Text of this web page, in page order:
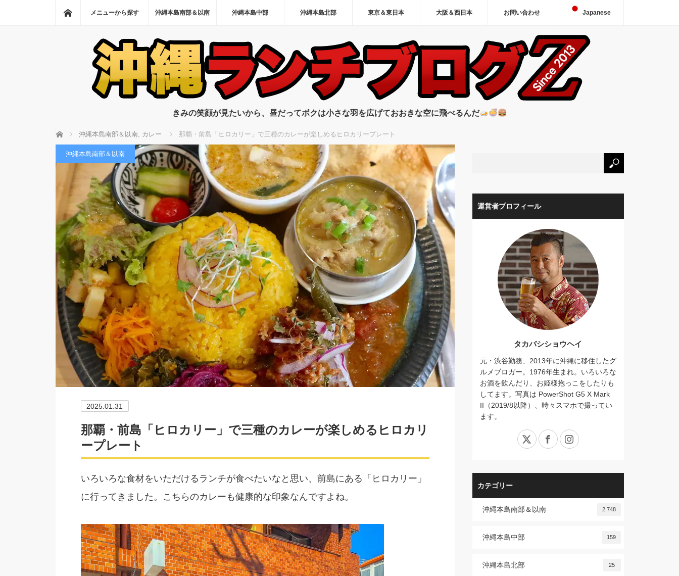
ホーム
メニューから探す 沖縄本島南部＆以南 沖縄本島中部 沖縄本島北部 東京＆東日本 大阪＆西日本 お問い合わせ Japanese
きみの笑顔が見たいから、昼だってボクは小さな羽を広げておおきな空に飛べるんだ
ホーム 沖縄本島南部＆以南, カレー 那覇・前島「ヒロカリー」で三種のカレーが楽しめるヒロカリープレート
沖縄本島南部＆以南
2025.01.31
那覇・前島「ヒロカリー」で三種のカレーが楽しめるヒロカリ
ープレート
いろいろな食材をいただけるランチが食べたいなと思い、前島にある「ヒロカリー」
に行ってきました。こちらのカレーも健康的な印象なんですよね。
運営者プロフィール
タカバシショウヘイ
元・渋谷勤務、2013年に沖縄に移住したグ
ルメブロガー。1976年生まれ。いろいろな
お酒を飲んだり、お姫様抱っこをしたりも
してます。写真は PowerShot G5 X Mark
II（2019/8以降）、時々スマホで撮ってい
ます。
X FacebookInstagram
カテゴリー
沖縄本島南部＆以南 2,748
沖縄本島中部 159
沖縄本島北部 25